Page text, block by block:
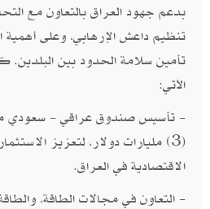
بدعم جهود العراق بالتعاون مع
تنظيم داعش الإرهابي، وعلى أهمية
تأمين سلامة الحدود بين البلدين.
الآتي:
- تأسيس صندوق عراقي - سعودي
(3) مليارات دولار، لتعزيز
الاقتصادية في العراق.
- التعاون في مجالات الطاقة،